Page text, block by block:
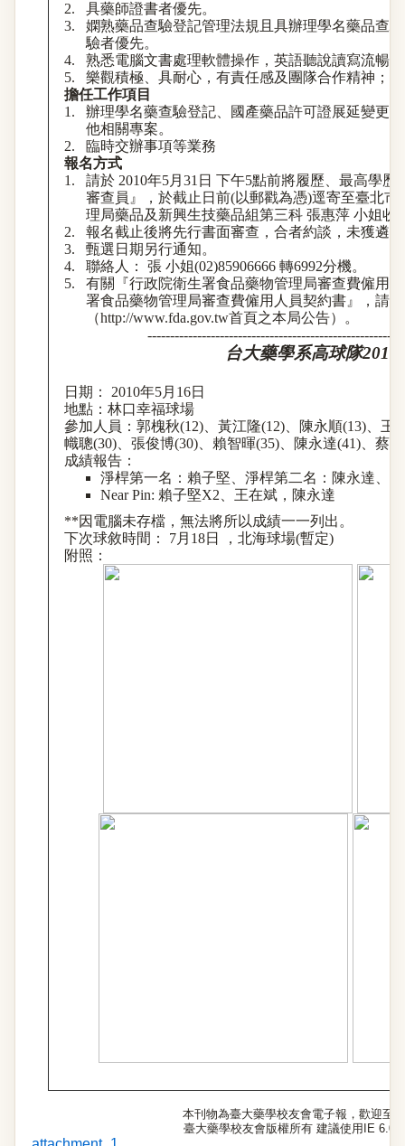
2.
具藥師證書者優先。
3.
嫻熟藥品查驗登記管理法規且具辦理學名藥品查
驗者優先。
4.
熟悉電腦文書處理軟體操作，英語聽說讀寫流暢
5.
樂觀積極、具耐心，有責任感及團隊合作精神；
擔任工作項目
1.
辦理學名藥查驗登記、國產藥品許可證展延變更
他相關專案。
2.
臨時交辦事項等業務
報名方式
1.
請於 2010年5月 31 日 下午5點前將履歷、最高學歷
審查員』，於截止日前(以郵戳為憑)逕寄至臺北市
理局藥品及新興生技藥品組第三科 張惠萍小姐收
2.
報名截止後將先行書面審查，合者約談，未獲遴
3.
甄選日期另行通知。
4.
聯絡人： 張小姐(02)85906666 轉6992分機。
5.
有關『行政院衛生署食品藥物管理局審查費僱用
署食品藥物管理局審查費僱用人員契約書』，請
（http://www.fda.gov.tw首頁之本局公告）
。
台大藥學系高球隊2010
日期： 2010年5月 16日
地點：林口幸福球場
參加人員：郭槐秋(12)、黃江隆(12)、陳永順(13)、王
幟聰(30)、張俊博(30)、賴智暉(35)、陳永達(41)、蔡
成績報告：
淨桿第一名：賴子堅、淨桿第二名：陳永達、淨
Near Pin: 賴子堅X2 、王在斌，陳永達
**因電腦未存檔，無法將所以成績一一列出。
下次球敘時間： 7月 18日 ，北海球場(暫定)
附照 ：
本刊物為臺大藥學校友會電子報，歡迎至
臺大藥學校友會版權所有 建議使用IE 6.0